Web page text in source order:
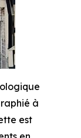
à
est